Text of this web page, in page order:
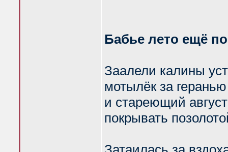
Бабье лето ещё
Заалели калины
мотылёк за
и стареющий
покрывать